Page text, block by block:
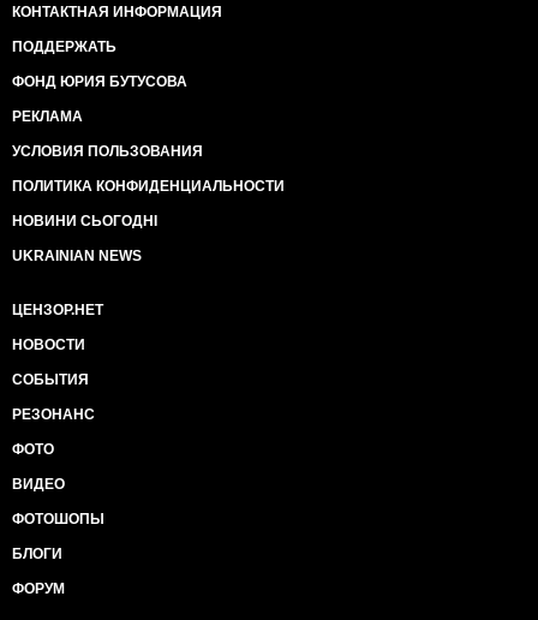
КОНТАКТНАЯ ИНФОРМАЦИЯ
ПОДДЕРЖАТЬ
ФОНД ЮРИЯ БУТУСОВА
РЕКЛАМА
УСЛОВИЯ ПОЛЬЗОВАНИЯ
ПОЛИТИКА КОНФИДЕНЦИАЛЬНОСТИ
НОВИНИ СЬОГОДНІ
UKRAINIAN NEWS
ЦЕНЗОР.НЕТ
НОВОСТИ
СОБЫТИЯ
РЕЗОНАНС
ФОТО
ВИДЕО
ФОТОШОПЫ
БЛОГИ
ФОРУМ